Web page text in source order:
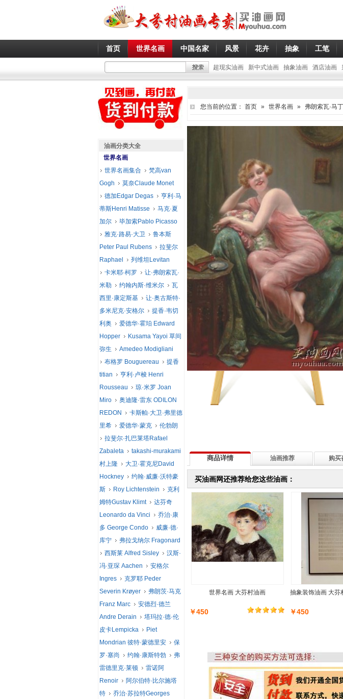
首页 世界名画 中国名家 风景 花卉 抽象 工笔
超现实油画 新中式油画 抽象油画 酒店油画
您当前的位置： 首页 » 世界名画 » 弗朗索瓦·马
商品详情 油画推荐 购买
买油画网还推荐给您这些油画：
世界名画 大芬村油画
￥450
抽象装饰油画 大芬
￥450
油画分类大全
世界名画
世界名画集合
梵高van
Gogh
莫奈Claude Monet
德加Edgar Degas
亨利·马
蒂斯Henri Matisse
马克·夏
加尔
毕加索Pablo Picasso
雅克·路易·大卫
鲁本斯
Peter Paul Rubens
拉斐尔
Raphael
列维坦Levitan
卡米耶·柯罗
让·弗朗索瓦·
米勒
约翰内斯·维米尔
瓦
西里·康定斯基
让·奥古斯特·
多米尼克·安格尔
提香·韦切
利奥
爱德华·霍珀 Edward
Hopper
Kusama Yayoi 草间
弥生
Amedeo Modigliani
布格罗 Bouguereau
提香
titian
亨利·卢梭 Henri
Rousseau
琼·米罗 Joan
Miro
奥迪隆·雷东 ODILON
REDON
卡斯帕·大卫·弗里德
里希
爱德华·蒙克
伦勃朗
拉斐尔·扎巴莱塔Rafael
Zabaleta
takashi-murakami
村上隆
大卫·霍克尼David
Hockney
约翰·威廉·沃特豪
斯
Roy Lichtenstein
克利
姆特Gustav Klimt
达芬奇
Leonardo da Vinci
乔治·康
多 George Condo
威廉·德·
库宁
弗拉戈纳尔 Fragonard
西斯莱 Alfred Sisley
汉斯·
冯·亚琛 Aachen
安格尔
Ingres
克罗耶 Peder
Severin Krøyer
弗朗茨·马克
Franz Marc
安德烈·德兰
Andre Derain
塔玛拉·德·伦
皮卡Lempicka
Piet
Mondrian 彼特·蒙德里安
保
罗·塞尚
约翰·康斯特勃
弗
雷德里克·莱顿
雷诺阿
Renoir
阿尔伯特·比尔施塔
特
乔治·苏拉特Georges